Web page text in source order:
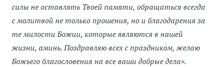
силы не оставлять Твоей памяти, обращаться всегда
с молитвой не только прошения, но и благодарения за
те милости Божии, которые являются в нашей
жизни, аминь. Поздравляю всех с праздником, желаю
Божьего благословения на все ваши добрые дела».